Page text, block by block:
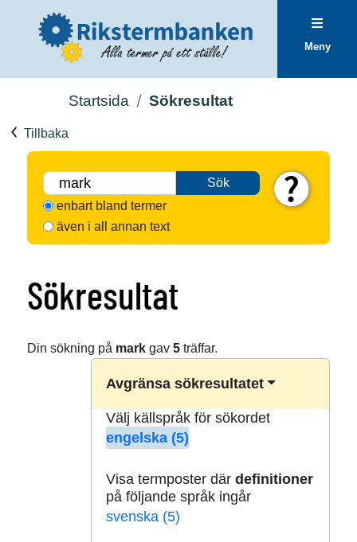
Meny
Startsida Sökresultat
Tillbaka
Sök
enbart bland termer
även i all annan text
Sökresultat
Din sökning på markgav 5träffar.
Avgränsa sökresultatet
Välj källspråk för sökordet
engelska (5)
Visa termposter där definitioner
på följande språk ingår
svenska (5)